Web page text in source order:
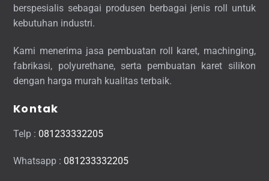
berspesialis sebagai produsen berbagai jenis roll untuk
kebutuhan industri.
Kami menerima jasa pembuatan roll karet, machinging,
fabrikasi, polyurethane, serta pembuatan karet silikon
dengan harga murah kualitas terbaik.
Kontak
Telp : 081233332205
Whatsapp : 081233332205